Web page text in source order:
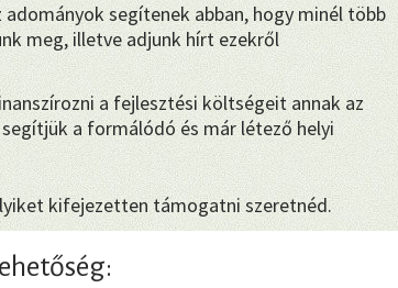
adományok segítenek abban, hogy minél több
meg, illetve adjunk hírt ezekről
a fejlesztési költségeit annak az
a formálódó és már létező helyi
kifejezetten támogatni szeretnéd.